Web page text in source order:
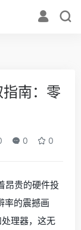
南：零
0 0
昂贵的硬件投
率的震撼画
理器，这无